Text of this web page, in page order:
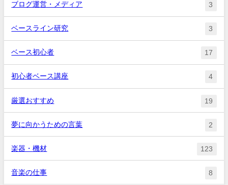
ブログ運営・メディア 3
ベースライン研究 3
ベース初心者 17
初心者ベース講座 4
厳選おすすめ 19
夢に向かうための言葉 2
楽器・機材 123
音楽の仕事 8